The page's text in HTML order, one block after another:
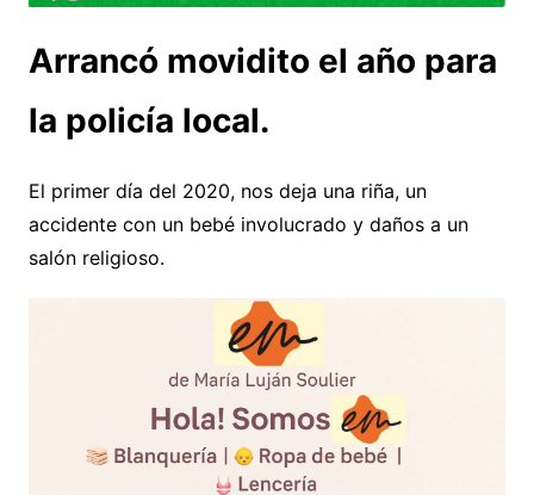
Arrancó movidito el año para
la policía local.
El primer día del 2020, nos deja una riña, un
accidente con un bebé involucrado y daños a un
salón religioso.